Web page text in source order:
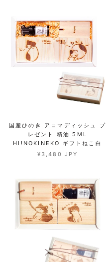
国産ひのき アロマディッシュ プ
レゼント 精油 5ML
HI!NOKINEKO ギフトねこ白
¥3,480 JPY